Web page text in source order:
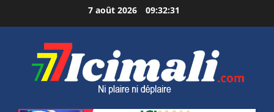
au
7 août 2026 09:32:33